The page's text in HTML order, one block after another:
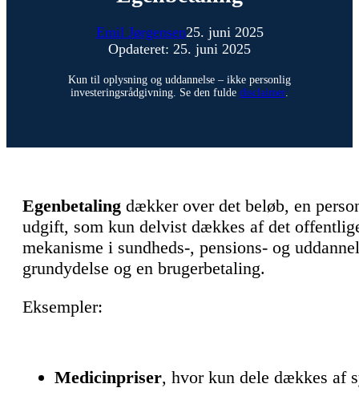
Emil Jørgensen25. juni 2025
Opdateret: 25. juni 2025
Kun til oplysning og uddannelse – ikke personlig
investeringsrådgivning. Se den fulde disclaimer.
Egenbetaling dækker over det beløb, en
udgift, som kun delvist dækkes af det
mekanisme i sundheds-, pensions- og
grundydelse og en brugerbetaling.
Eksempler:
Medicinpriser, hvor kun dele dækkes af